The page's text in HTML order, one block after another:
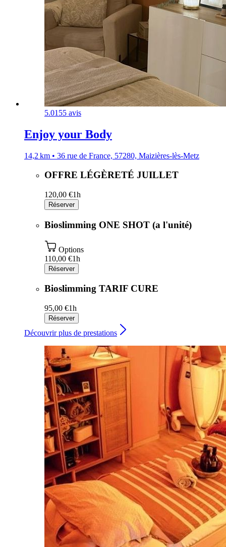
5.0155 avis
Enjoy your Body
14,2 km • 36 rue de France, 57280, Maizières-lès-Metz
OFFRE LÉGÈRETÉ JUILLET
120,00 €1h
Réserver
Bioslimming ONE SHOT (a l'unité)
Options
110,00 €1h
Réserver
Bioslimming TARIF CURE
95,00 €1h
Réserver
Découvrir plus de prestations